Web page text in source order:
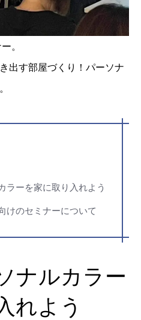
。
出す部屋づくり！パーソナ
ラーを家に取り入れよう
けのセミナーについて
ナルカラー
れよう